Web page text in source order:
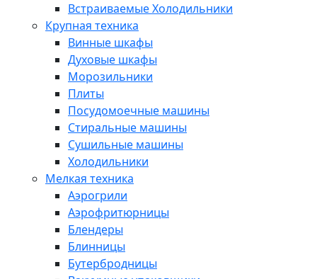
Встраиваемые Холодильники
Крупная техника
Винные шкафы
Духовые шкафы
Морозильники
Плиты
Посудомоечные машины
Стиральные машины
Сушильные машины
Холодильники
Мелкая техника
Аэрогрили
Аэрофритюрницы
Блендеры
Блинницы
Бутербродницы